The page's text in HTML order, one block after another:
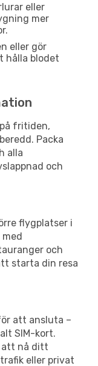
eller
mer
eller gör
hålla blodet
fritiden,
Packa
alla
och
flygplatser i
och
starta din resa
att ansluta –
SIM-kort.
att nå ditt
eller privat